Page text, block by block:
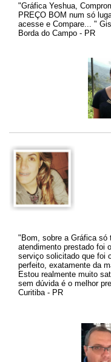
"Gráfica Yeshua,
PREÇO BOM num só
acesse e Compare... "
Borda do Campo - PR
"Bom, sobre a Gráfica só
atendimento prestado foi
serviço solicitado que foi
perfeito, exatamente da
Estou realmente muito
sem dúvida é o melhor
Curitiba - PR